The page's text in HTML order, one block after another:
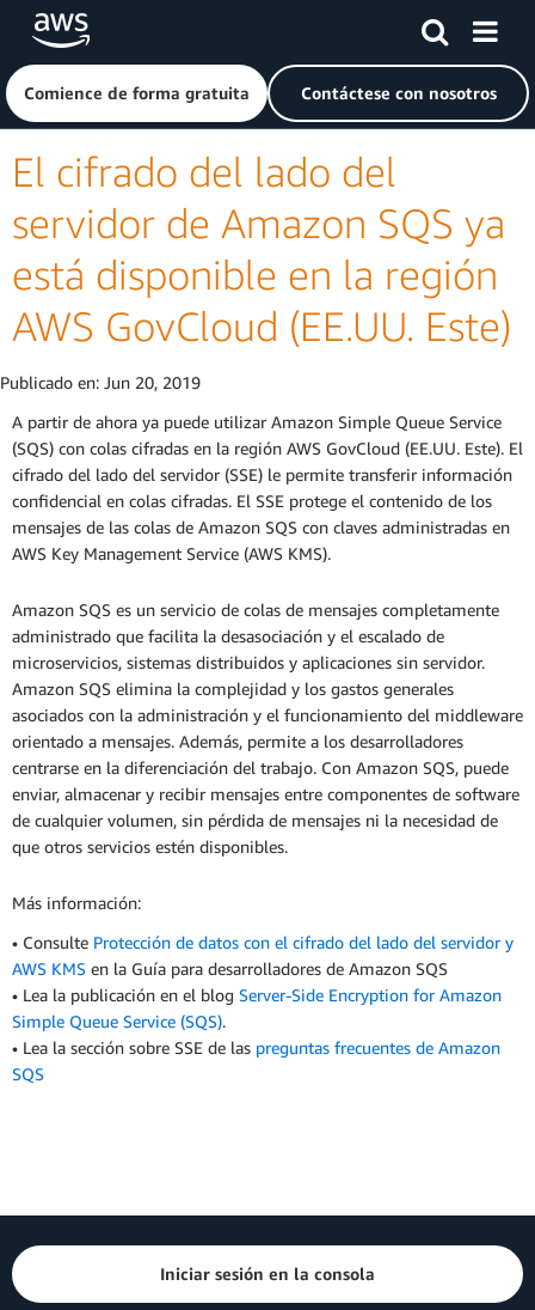
Saltar al contenido principal
Haga clic aquí para volver a la página de inicio de Amazon
Comience de forma gratuita Contáctese con nosotros
El cifrado del lado del
servidor de Amazon SQS ya
está disponible en la región
AWS GovCloud (EE.UU. Este)
Publicado en: Jun 20, 2019
A partir de ahora ya puede utilizar Amazon Simple Queue Service
(SQS) con colas cifradas en la región AWS GovCloud (EE.UU. Este). El
cifrado del lado del servidor (SSE) le permite transferir información
confidencial en colas cifradas. El SSE protege el contenido de los
mensajes de las colas de Amazon SQS con claves administradas en
AWS Key Management Service (AWS KMS).
Amazon SQS es un servicio de colas de mensajes completamente
administrado que facilita la desasociación y el escalado de
microservicios, sistemas distribuidos y aplicaciones sin servidor.
Amazon SQS elimina la complejidad y los gastos generales
asociados con la administración y el funcionamiento del middleware
orientado a mensajes. Además, permite a los desarrolladores
centrarse en la diferenciación del trabajo. Con Amazon SQS, puede
enviar, almacenar y recibir mensajes entre componentes de software
de cualquier volumen, sin pérdida de mensajes ni la necesidad de
que otros servicios estén disponibles.
Más información:
• Consulte Protección de datos con el cifrado del lado del servidor y
AWS KMS en la Guía para desarrolladores de Amazon SQS
• Lea la publicación en el blog Server-Side Encryption for Amazon
Simple Queue Service (SQS).
• Lea la sección sobre SSE de las preguntas frecuentes de Amazon
SQS
Iniciar sesión en la consola